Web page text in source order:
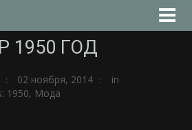
1950 ГОД
02 ноября, 2014
in
1950, Мода